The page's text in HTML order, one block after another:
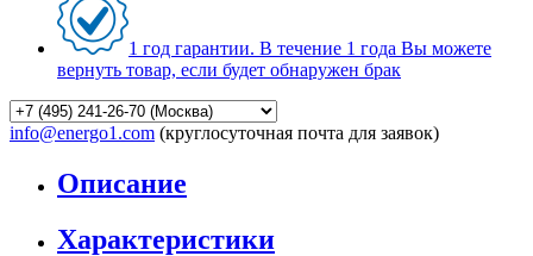
1 год гарантии. В течение 1 года Вы можете
вернуть товар, если будет обнаружен брак
info@energo1.com (круглосуточная почта для заявок)
Описание
Характеристики